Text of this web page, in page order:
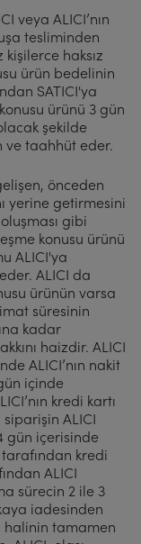
veya ALICI’nın
tesliminden
haksız
ürün bedelinin
SATICI'ya
ürünü 3 gün
şekilde
ve taahhüt eder.
önceden
yerine getirmesini
gibi
konusu ürünü
ALICI'ya
ALICI da
ürünün varsa
süresinin
kadar
haizdir. ALICI
ALICI’nın nakit
içinde
kredi kartı
ALICI
gün içerisinde
kredi
ALICI
sürecin 2 ile 3
iadesinden
halinin tamamen